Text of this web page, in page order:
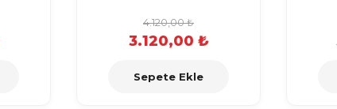
4.120,00 ₺
3.120,00 ₺
Sepete Ekle